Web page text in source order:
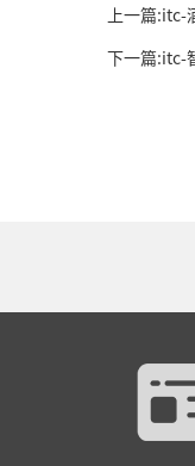
上一篇
下一篇:itc-